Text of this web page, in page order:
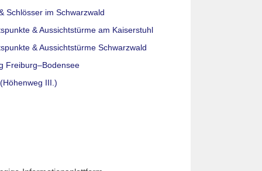
Schlösser im Schwarzwald
& Aussichtstürme am Kaiserstuhl
& Aussichtstürme Schwarzwald
Freiburg–Bodensee
III.)